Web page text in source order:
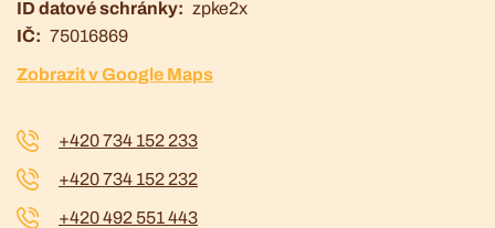
ID datové schránky
zpke2x
IČ
75016869
Zobrazit v Google Maps
+420 734 152 233
+420 734 152 232
+420 492 551 443